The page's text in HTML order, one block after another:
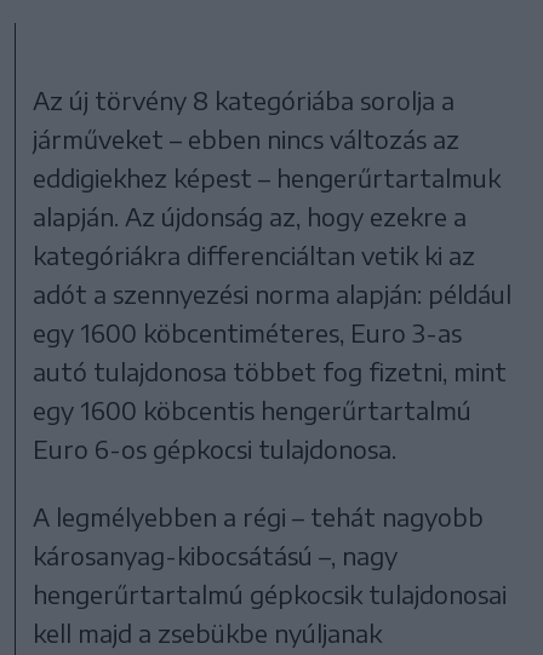
Az új törvény 8 kategóriába sorolja a
járműveket – ebben nincs változás az
eddigiekhez képest – hengerűrtartalmuk
alapján. Az újdonság az, hogy ezekre a
kategóriákra differenciáltan vetik ki az
adót a szennyezési norma alapján: például
egy 1600 köbcentiméteres, Euro 3-as
autó tulajdonosa többet fog fizetni, mint
egy 1600 köbcentis hengerűrtartalmú
Euro 6-os gépkocsi tulajdonosa.
A legmélyebben a régi – tehát nagyobb
károsanyag-kibocsátású –, nagy
hengerűrtartalmú gépkocsik tulajdonosai
kell majd a zsebükbe nyúljanak